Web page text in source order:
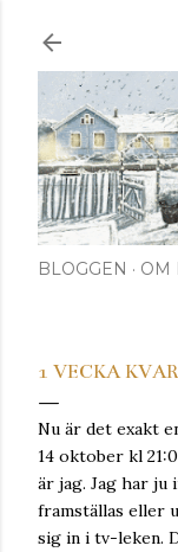
BLOGGEN OM
1 VECKA
Nu är det exakt
14 oktober kl
är jag. Jag har ju
framställas eller
sig in i tv-leken.